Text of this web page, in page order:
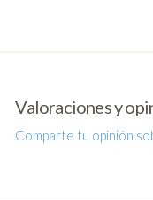
Valoraciones y
Comparte tu opinión